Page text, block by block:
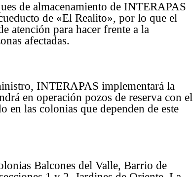
de almacenamiento de INTERAPAS
de «El Realito», por lo que el
atención para hacer frente a la
afectadas.
INTERAPAS implementará la
en operación pozos de reserva con el
las colonias que dependen de este
Balcones del Valle, Barrio de